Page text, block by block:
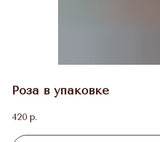
Роза в упаковке
420 р.